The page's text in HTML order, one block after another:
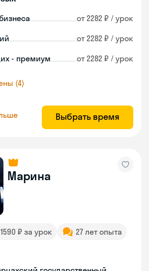
от 2282 ₽ / урок
от 2282 ₽ / урок
- премиум от 2282 ₽ / урок
(4)
Выбрать время
Марина
₽ за урок
27 лет опыта